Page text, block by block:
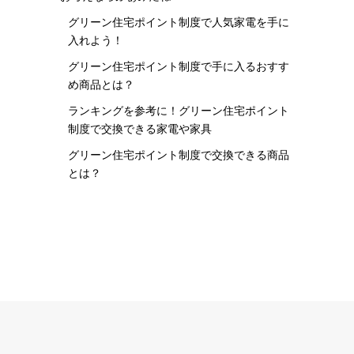
グリーン住宅ポイント制度で人気家電を手に
入れよう！
グリーン住宅ポイント制度で手に入るおすす
め商品とは？
ランキングを参考に！グリーン住宅ポイント
制度で交換できる家電や家具
グリーン住宅ポイント制度で交換できる商品
とは？